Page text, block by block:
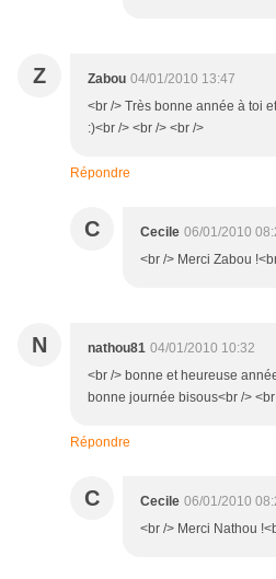
Z Zabou 04/01/2010 13:47
<br /> Très bonne année à toi
:)<br /> <br /> <br />
Répondre
C Cecile 06/01/2010
<br /> Merci Zabou
N nathou81 04/01/2010 10:32
<br /> bonne et heureuse
bonne journée bisous<br />
Répondre
C Cecile 06/01/2010
<br /> Merci Nathou